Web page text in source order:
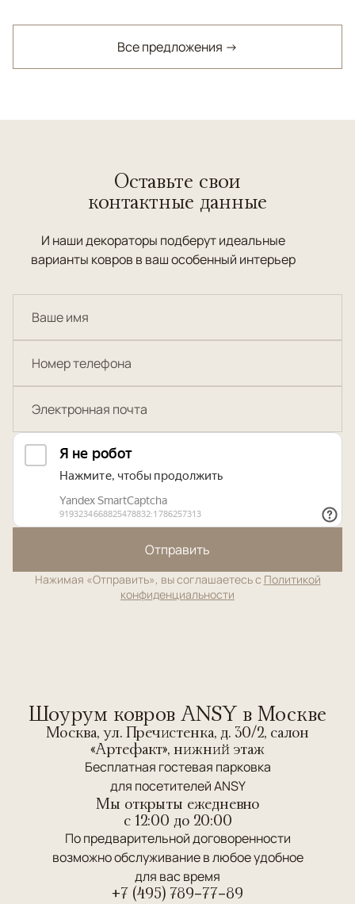
Все предложения →
Оставьте свои
контактные данные
И наши декораторы подберут идеальные
варианты ковров в ваш особенный интерьер
Отправить
Нажимая «Отправить», вы соглашаетесь с Политикой
конфиденциальности
Шоурум ковров ANSY в Москве
Москва, ул. Пречистенка, д. 30/2, салон
«Артефакт», нижний этаж
Бесплатная гостевая парковка
для посетителей ANSY
Мы открыты ежедневно
c 12:00 до 20:00
По предварительной договоренности
возможно обслуживание в любое удобное
для вас время
+7 (495) 789-77-89